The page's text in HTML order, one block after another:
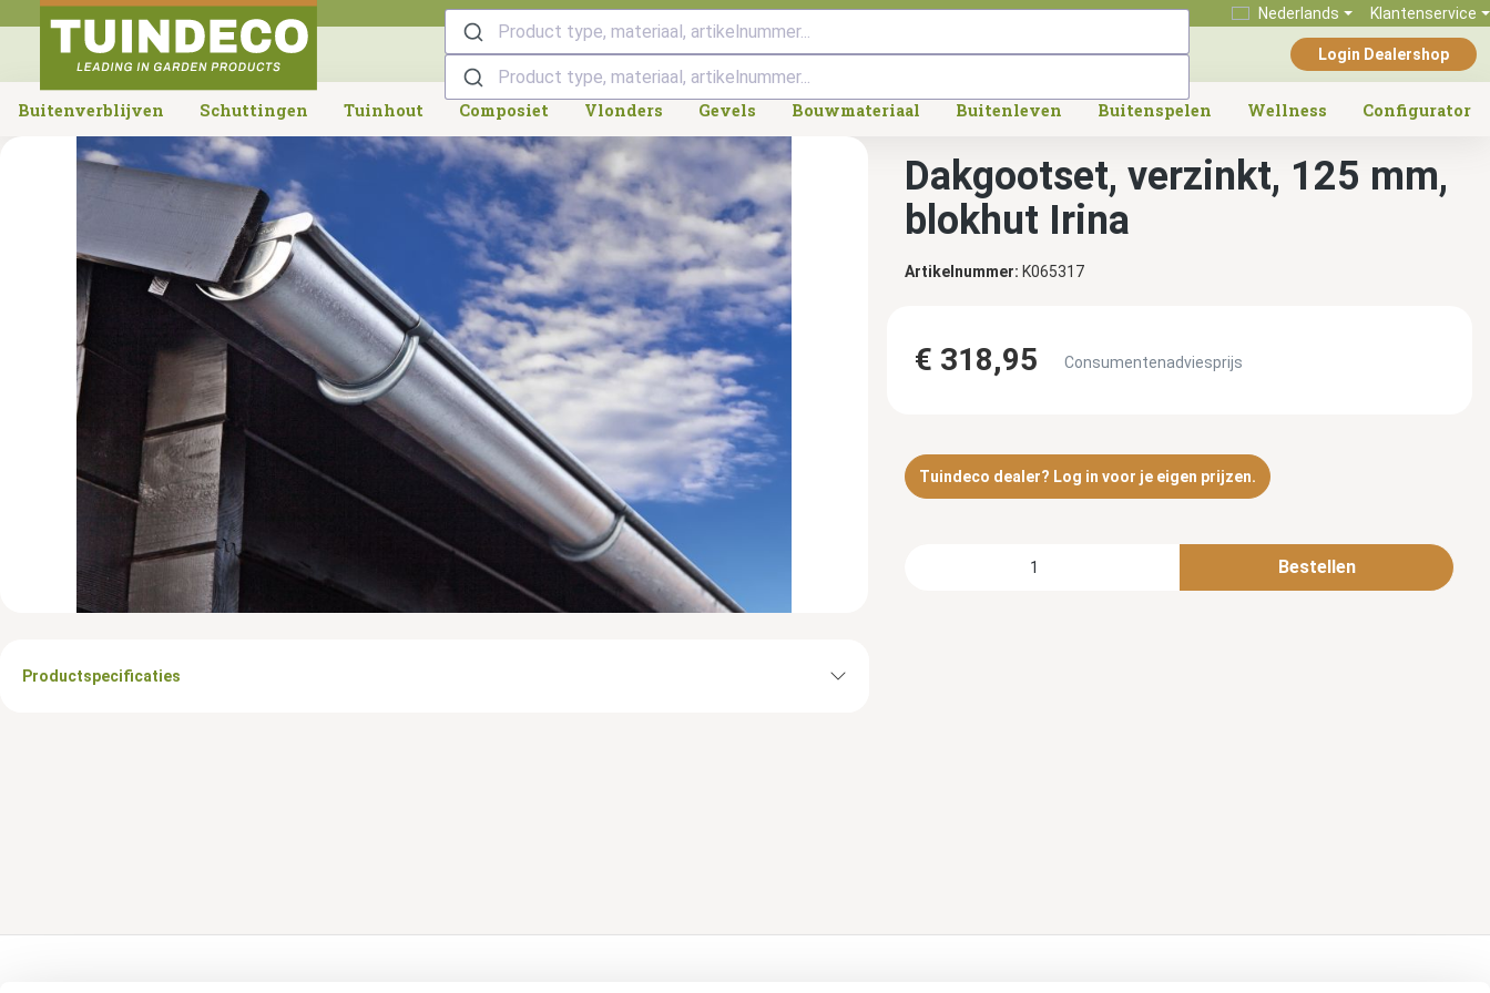
search Skip to main navigation
Nederlands Klantenservice
Product type, materiaal, artikelnummer...
Login Dealershop
Buitenverblijven Schuttingen Tuinhout Composiet Vlonders Gevels Bouwmateriaal Buitenleven Buitenspelen Wellness Configurator
Productspecificaties
Dakgootset, verzinkt, 125 mm,
blokhut Irina
Artikelnummer: K065317
€ 318,95 Consumentenadviesprijs
Tuindeco dealer? Log in voor je eigen prijzen.
Bestellen